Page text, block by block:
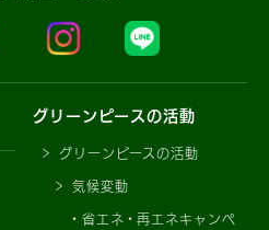
グリーンピースの活動
グリーンピースの活動
気候変動
省エネ・再エネキャンペ